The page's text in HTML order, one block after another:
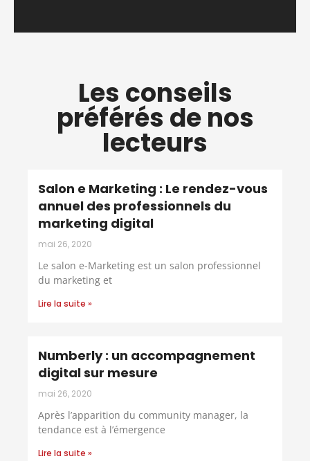
Les conseils
préférés de nos
lecteurs
Salon e Marketing : Le rendez-vous
annuel des professionnels du
marketing digital
mai 26, 2020
Le salon e-Marketing est un salon professionnel
du marketing et
Lire la suite »
Numberly : un accompagnement
digital sur mesure
mai 26, 2020
Après l’apparition du community manager, la
tendance est à l’émergence
Lire la suite »